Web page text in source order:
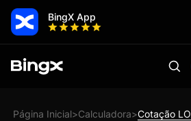
BingX App
Página Inicial>Calculadora>Cotação